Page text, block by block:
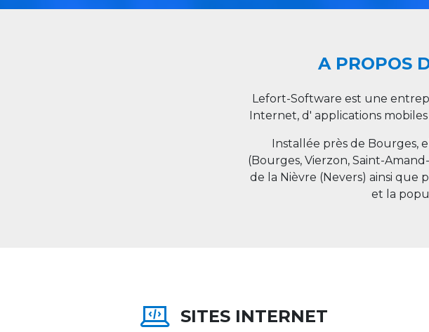
A PROPOS
Lefort-Software est une
Internet, d' applications
Installée près de Bourges,
(Bourges, Vierzon, Saint-
de la Nièvre (Nevers) ainsi que
et la
SITES INTERNET